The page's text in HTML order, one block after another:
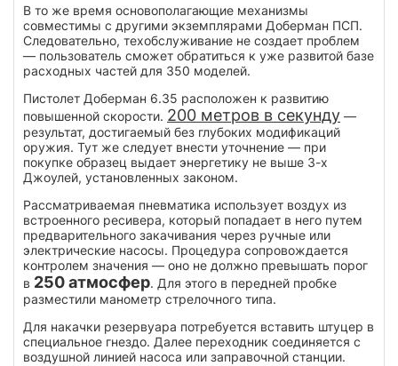
В то же время основополагающие механизмы
совместимы с другими экземплярами Доберман ПСП.
Следовательно, техобслуживание не создает проблем
— пользователь сможет обратиться к уже развитой базе
расходных частей для 350 моделей.
Пистолет Доберман 6.35 расположен к развитию
повышенной скорости. 200 метров в секунду —
результат, достигаемый без глубоких модификаций
оружия. Тут же следует внести уточнение — при
покупке образец выдает энергетику не выше 3-х
Джоулей, установленных законом.
Рассматриваемая пневматика использует воздух из
встроенного ресивера, который попадает в него путем
предварительного закачивания через ручные или
электрические насосы. Процедура сопровождается
контролем значения — оно не должно превышать порог
в 250 атмосфер. Для этого в передней пробке
разместили манометр стрелочного типа.
Для накачки резервуара потребуется вставить штуцер в
специальное гнездо. Далее переходник соединяется с
воздушной линией насоса или заправочной станции.